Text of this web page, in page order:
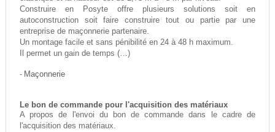
Construire en Posyte offre plusieurs solutions soit en
autoconstruction soit faire construire tout ou partie par une
entreprise de maçonnerie partenaire.
Un montage facile et sans pénibilité en 24 à 48 h maximum.
Il permet un gain de temps (…)
- Maçonnerie
Le bon de commande pour l'acquisition des matériaux
A propos de l'envoi du bon de commande dans le cadre de
l'acquisition des matériaux.